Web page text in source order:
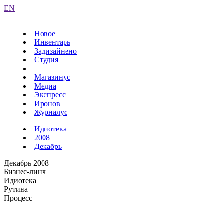
EN
Новое
Инвентарь
Задизайнено
Студия
Магазинус
Медиа
Экспресс
Иронов
Журналус
Идиотека
2008
Декабрь
Декабрь 2008
Бизнес-линч
Идиотека
Рутина
Процесс